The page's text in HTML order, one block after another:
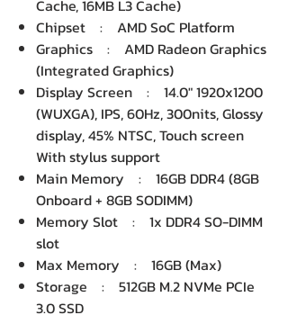
Cache, 16MB L3 Cache)
Chipset : AMD SoC Platform
Graphics : AMD Radeon Graphics
(Integrated Graphics)
Display Screen : 14.0" 1920x1200
(WUXGA), IPS, 60Hz, 300nits, Glossy
display, 45% NTSC, Touch screen
With stylus support
Main Memory : 16GB DDR4 (8GB
Onboard + 8GB SODIMM)
Memory Slot : 1x DDR4 SO-DIMM
slot
Max Memory : 16GB (Max)
Storage : 512GB M.2 NVMe PCIe
3.0 SSD